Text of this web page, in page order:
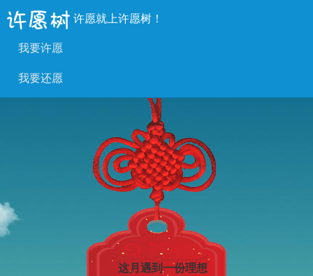
许愿就上许愿树！
我要许愿
我要还愿
这月遇到一份理想